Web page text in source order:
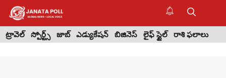
Skip
content
ట్రావెల్ స్పోర్ట్స్ జాబ్ ఎడ్యుకేషన్ బిజినెస్ లైఫ్ స్టైల్ రాశి ఫలాలు